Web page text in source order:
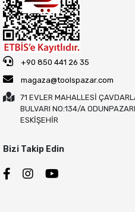
+90 850 441 26 35
magaza@toolspazar.com
71 EVLER MAHALLESİ
BULVARI NO:134/A
ESKİŞEHİR
Bizi Takip Edin